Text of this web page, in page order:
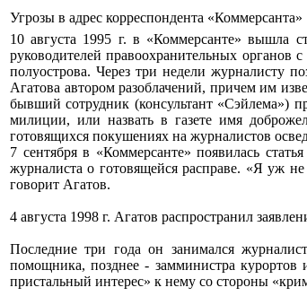
Угрозы в адрес корреспондента «Коммерсанта»
10 августа 1995 г. в «Коммерсанте» вышла
руководителей правоохранительных
полуострова. Через три недели журналисту
Агатова автором разоблачений, причем им
бывший сотрудник (консультант «Сэйлема»)
милиции, или назвать в газете имя
готовящихся покушениях на журналистов
7 сентября в «Коммерсанте» появилась
журналиста о готовящейся расправе. «Я уж не
говорит Агатов.
4 августа 1998 г. Агатов распространил
Последние три года он занимался
помощника, позднее - замминистра курортов
пристальный интерес» к нему со стороны